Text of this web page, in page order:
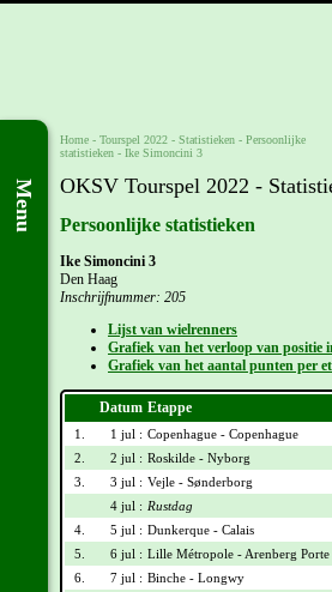
Menu
Home - Tourspel 2022 - Statistieken - Persoonlijke
statistieken - Ike Simoncini 3
OKSV Tourspel 2022 -
Persoonlijke statistieken
Ike Simoncini 3
Den Haag
Inschrijfnummer: 205
Lijst van wielrenners
Grafiek van het verloop van positie
Grafiek van het aantal punten per
Datum Etappe
1. 1 jul : Copenhague - Copenhague
2.
2 jul : Roskilde - Nyborg
3.
3 jul : Vejle - Sønderborg
4 jul : Rustdag
4.
5 jul : Dunkerque - Calais
5.
6 jul : Lille Métropole - Arenberg
6.
7 jul : Binche - Longwy